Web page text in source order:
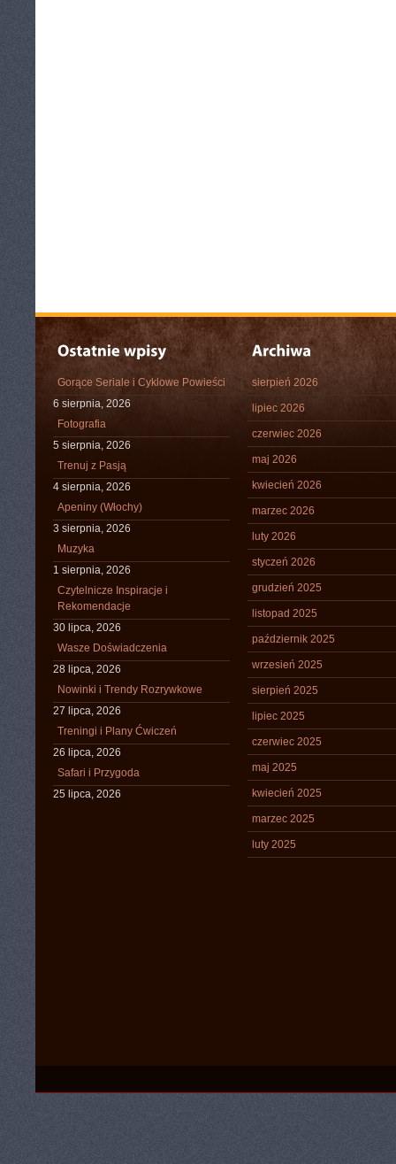
Gorące Seriale i Cyklowe Powieści
6 sierpnia, 2026
Fotografia
5 sierpnia, 2026
Trenuj z Pasją
4 sierpnia, 2026
Apeniny (Włochy)
3 sierpnia, 2026
Muzyka
1 sierpnia, 2026
Czytelnicze Inspiracje i
Rekomendacje
30 lipca, 2026
Wasze Doświadczenia
28 lipca, 2026
Nowinki i Trendy Rozrywkowe
27 lipca, 2026
Treningi i Plany Ćwiczeń
26 lipca, 2026
Safari i Przygoda
25 lipca, 2026
sierpień 2026
lipiec 2026
czerwiec 2026
maj 2026
kwiecień 2026
marzec 2026
luty 2026
styczeń 2026
grudzień 2025
listopad 2025
październik 2025
wrzesień 2025
sierpień 2025
lipiec 2025
czerwiec 2025
maj 2025
kwiecień 2025
marzec 2025
luty 2025